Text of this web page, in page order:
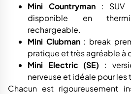
Mini Countryman: SUV
disponible en
rechargeable.
Mini Clubman: break
pratique et très agréable à
Mini Electric (SE) :
nerveuse et idéale pour les
Chacun est rigoureusement